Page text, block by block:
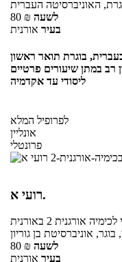
האוניברסיטה העברית
80 ₪ לשעה
בעיר אורנית
בוגרת תואר ראשון
רב במתן שיעורים פרטיים
ליסודי עד אקדמיה
לפרופיל המלא
אונליין
פרונטלי
רועי א.
לכימיה אורגנית 2
באורנית
אוניברסיטת בן גוריון
80 ₪ לשעה
בעיר אורנית